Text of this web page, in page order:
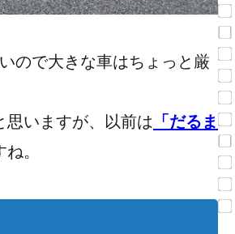
ので大きな車はちょっと厳
思いますが、以前は 「だるま
。